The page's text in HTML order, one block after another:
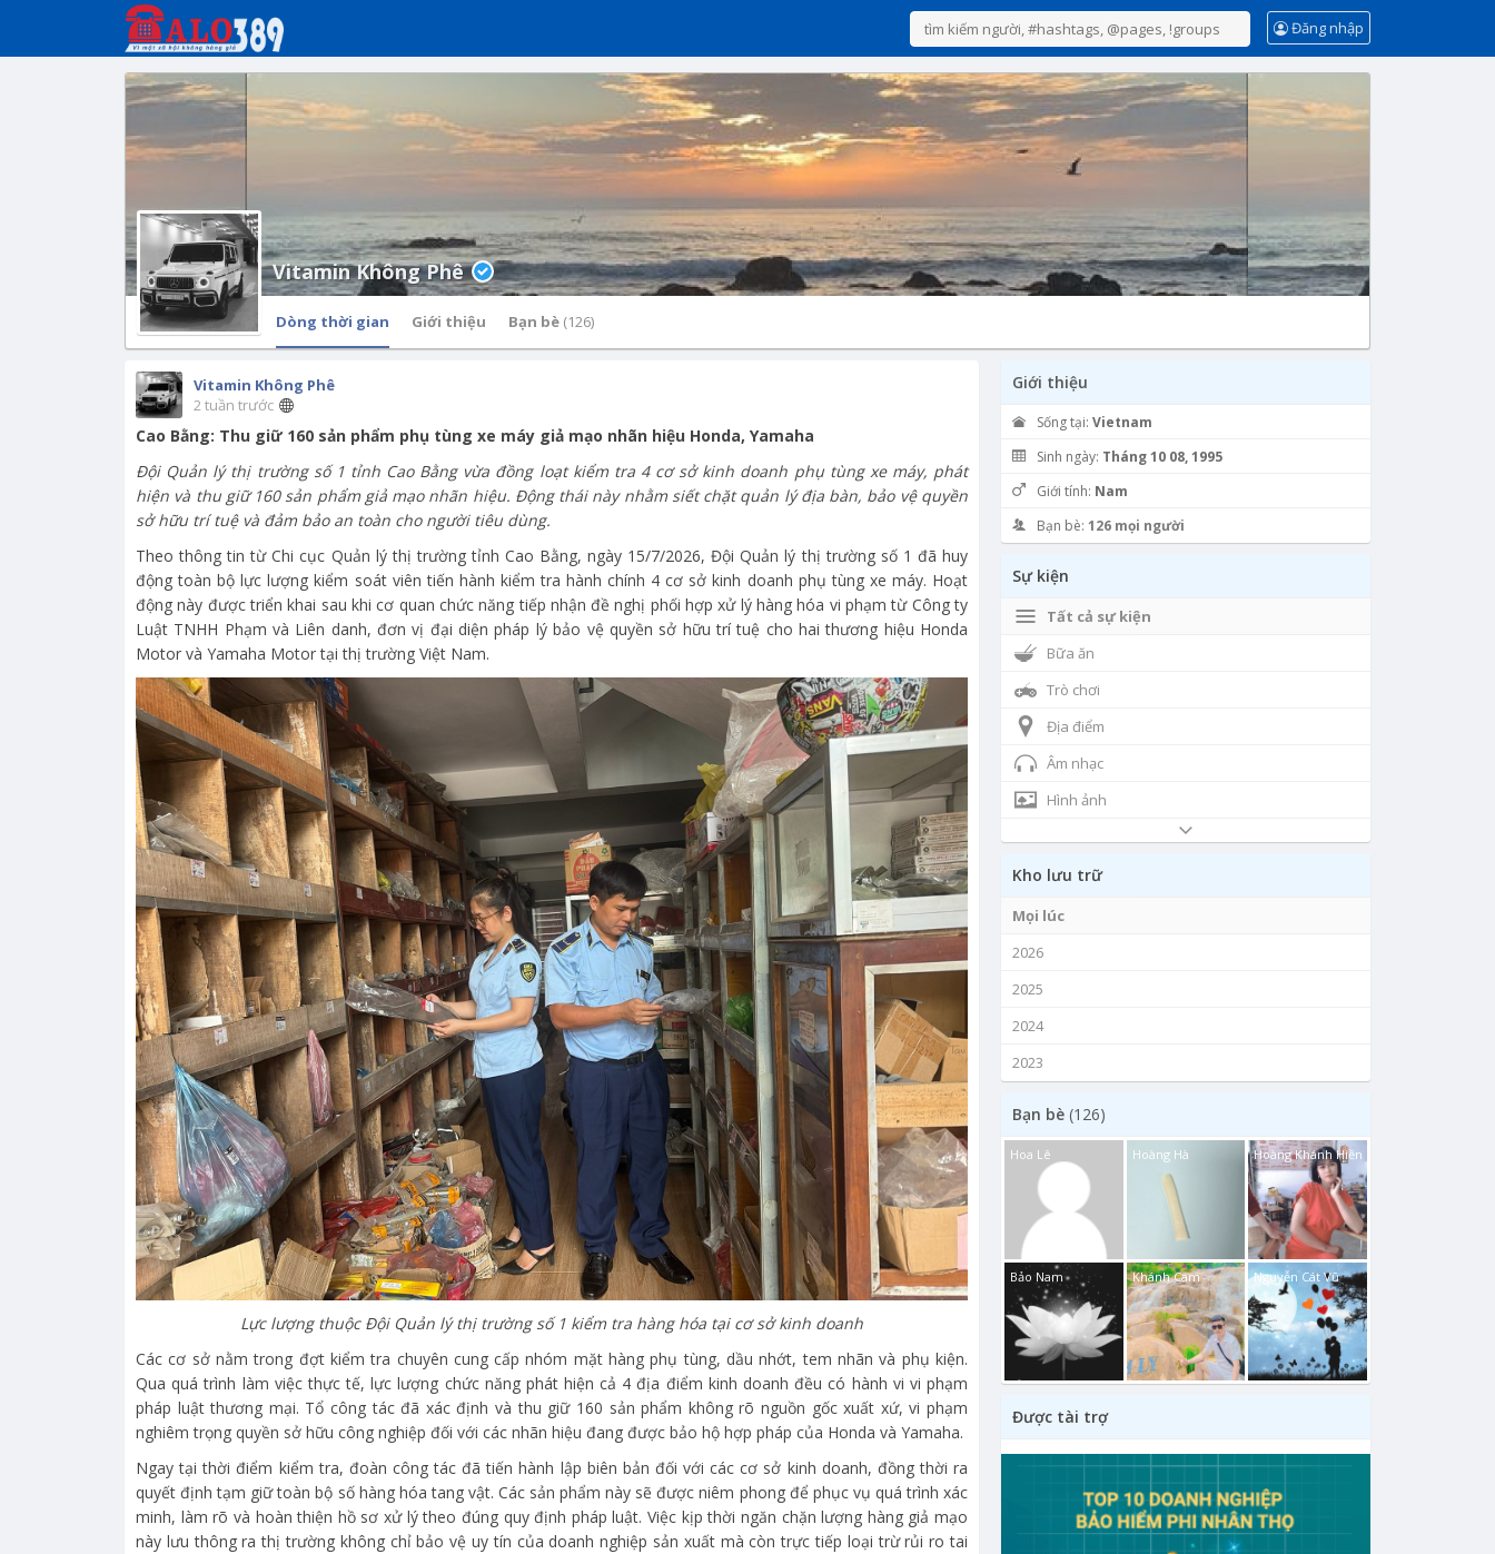
Đăng nhập
Dòng thời gian Giới thiệu Bạn bè (126)
Vitamin Không Phê
Vitamin Không Phê
2 tuần trước
Cao Bằng: Thu giữ 160 sản phẩm phụ tùng xe máy giả mạo nhãn hiệu Honda, Yamaha
Đội Quản lý thị trường số 1 tỉnh Cao Bằng vừa đồng loạt kiểm tra 4 cơ sở kinh doanh phụ tùng xe máy, phát
hiện và thu giữ 160 sản phẩm giả mạo nhãn hiệu. Động thái này nhằm siết chặt quản lý địa bàn, bảo vệ quyền
sở hữu trí tuệ và đảm bảo an toàn cho người tiêu dùng.
Theo thông tin từ Chi cục Quản lý thị trường tỉnh Cao Bằng, ngày 15/7/2026, Đội Quản lý thị trường số 1 đã huy
động toàn bộ lực lượng kiểm soát viên tiến hành kiểm tra hành chính 4 cơ sở kinh doanh phụ tùng xe máy. Hoạt
động này được triển khai sau khi cơ quan chức năng tiếp nhận đề nghị phối hợp xử lý hàng hóa vi phạm từ Công ty
Luật TNHH Phạm và Liên danh, đơn vị đại diện pháp lý bảo vệ quyền sở hữu trí tuệ cho hai thương hiệu Honda
Motor và Yamaha Motor tại thị trường Việt Nam.
Lực lượng thuộc Đội Quản lý thị trường số 1 kiểm tra hàng hóa tại cơ sở kinh doanh
Các cơ sở nằm trong đợt kiểm tra chuyên cung cấp nhóm mặt hàng phụ tùng, dầu nhớt, tem nhãn và phụ kiện.
Qua quá trình làm việc thực tế, lực lượng chức năng phát hiện cả 4 địa điểm kinh doanh đều có hành vi vi phạm
pháp luật thương mại. Tổ công tác đã xác định và thu giữ 160 sản phẩm không rõ nguồn gốc xuất xứ, vi phạm
nghiêm trọng quyền sở hữu công nghiệp đối với các nhãn hiệu đang được bảo hộ hợp pháp của Honda và Yamaha.
Ngay tại thời điểm kiểm tra, đoàn công tác đã tiến hành lập biên bản đối với các cơ sở kinh doanh, đồng thời ra
quyết định tạm giữ toàn bộ số hàng hóa tang vật. Các sản phẩm này sẽ được niêm phong để phục vụ quá trình xác
minh, làm rõ và hoàn thiện hồ sơ xử lý theo đúng quy định pháp luật. Việc kịp thời ngăn chặn lượng hàng giả mạo
này lưu thông ra thị trường không chỉ bảo vệ uy tín của doanh nghiệp sản xuất mà còn trực tiếp loại trừ rủi ro tai
Giới thiệu
Sống tại: Vietnam
Sinh ngày: Tháng 10 08, 1995
Giới tính: Nam
Bạn bè: 126 mọi người
Sự kiện
Tất cả sự kiện
Bữa ăn
Trò chơi
Địa điểm
Âm nhạc
Hình ảnh
Kho lưu trữ
Mọi lúc
2026
2025
2024
2023
Bạn bè (126)
Hoa Lê Hoàng Hà Hoàng Khánh Hiền
Bảo Nam Khánh Cam Nguyễn Cát Vũ
Được tài trợ